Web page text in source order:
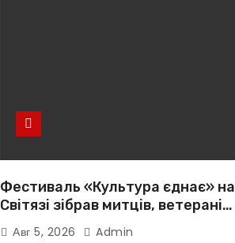
Фестиваль «Культура єднає» на
Світязі зібрав митців, ветеранів і
громади з усієї України
Авг 5, 2026 Admin